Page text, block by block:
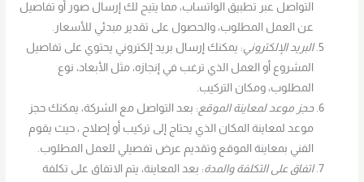
التواصل عبر تطبيق الواتساب، مما يتيح لك إرسال صور أو تفاصيل
عن العمل المطلوب، والحصول على تقدير مبدئي للأسعار.
البريد الإلكتروني: يمكنك إرسال بريد إلكتروني يحتوي على تفاصيل
المشروع أو العمل الذي ترغب في إنجازه، مثل الأبعاد، نوع
المطلوب، ومكان التركيب.
حجز موعد لمعاينة الموقع : بعد التواصل مع الشركة، يمكنك حجز
موعد لمعاينة المكان الذي يحتاج إلى تركيب أو إصلاح ، حيث يقوم
الفني بمعاينة الموقع وتقديم عرض تفصيلي للعمل المطلوب.
اتفاق على التكلفة والمدة: بعد المعاينة، يتم الاتفاق على تكلفة